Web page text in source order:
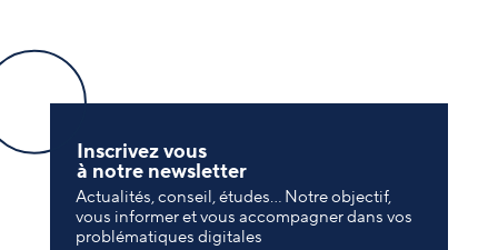
Inscrivez vous
à notre newsletter
Actualités, conseil, études… Notre objectif,
vous informer et vous accompagner dans vos
problématiques digitales